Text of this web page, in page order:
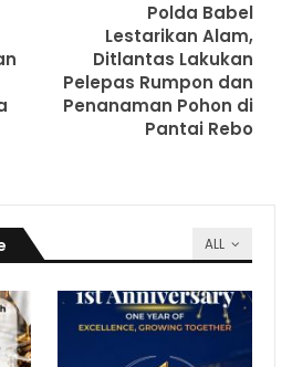
Polda Babel
Lestarikan Alam,
Ditlantas Lakukan
Pelepas Rumpon dan
Penanaman Pohon di
Pantai Rebo
ALL